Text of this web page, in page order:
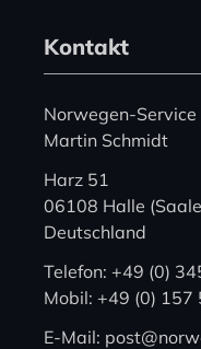
Kontakt
Norwegen-Service
Martin Schmidt
Harz 51
06108 Halle
Deutschland
Telefon: +49 (0)
Mobil: +49 (0)
E-Mail: